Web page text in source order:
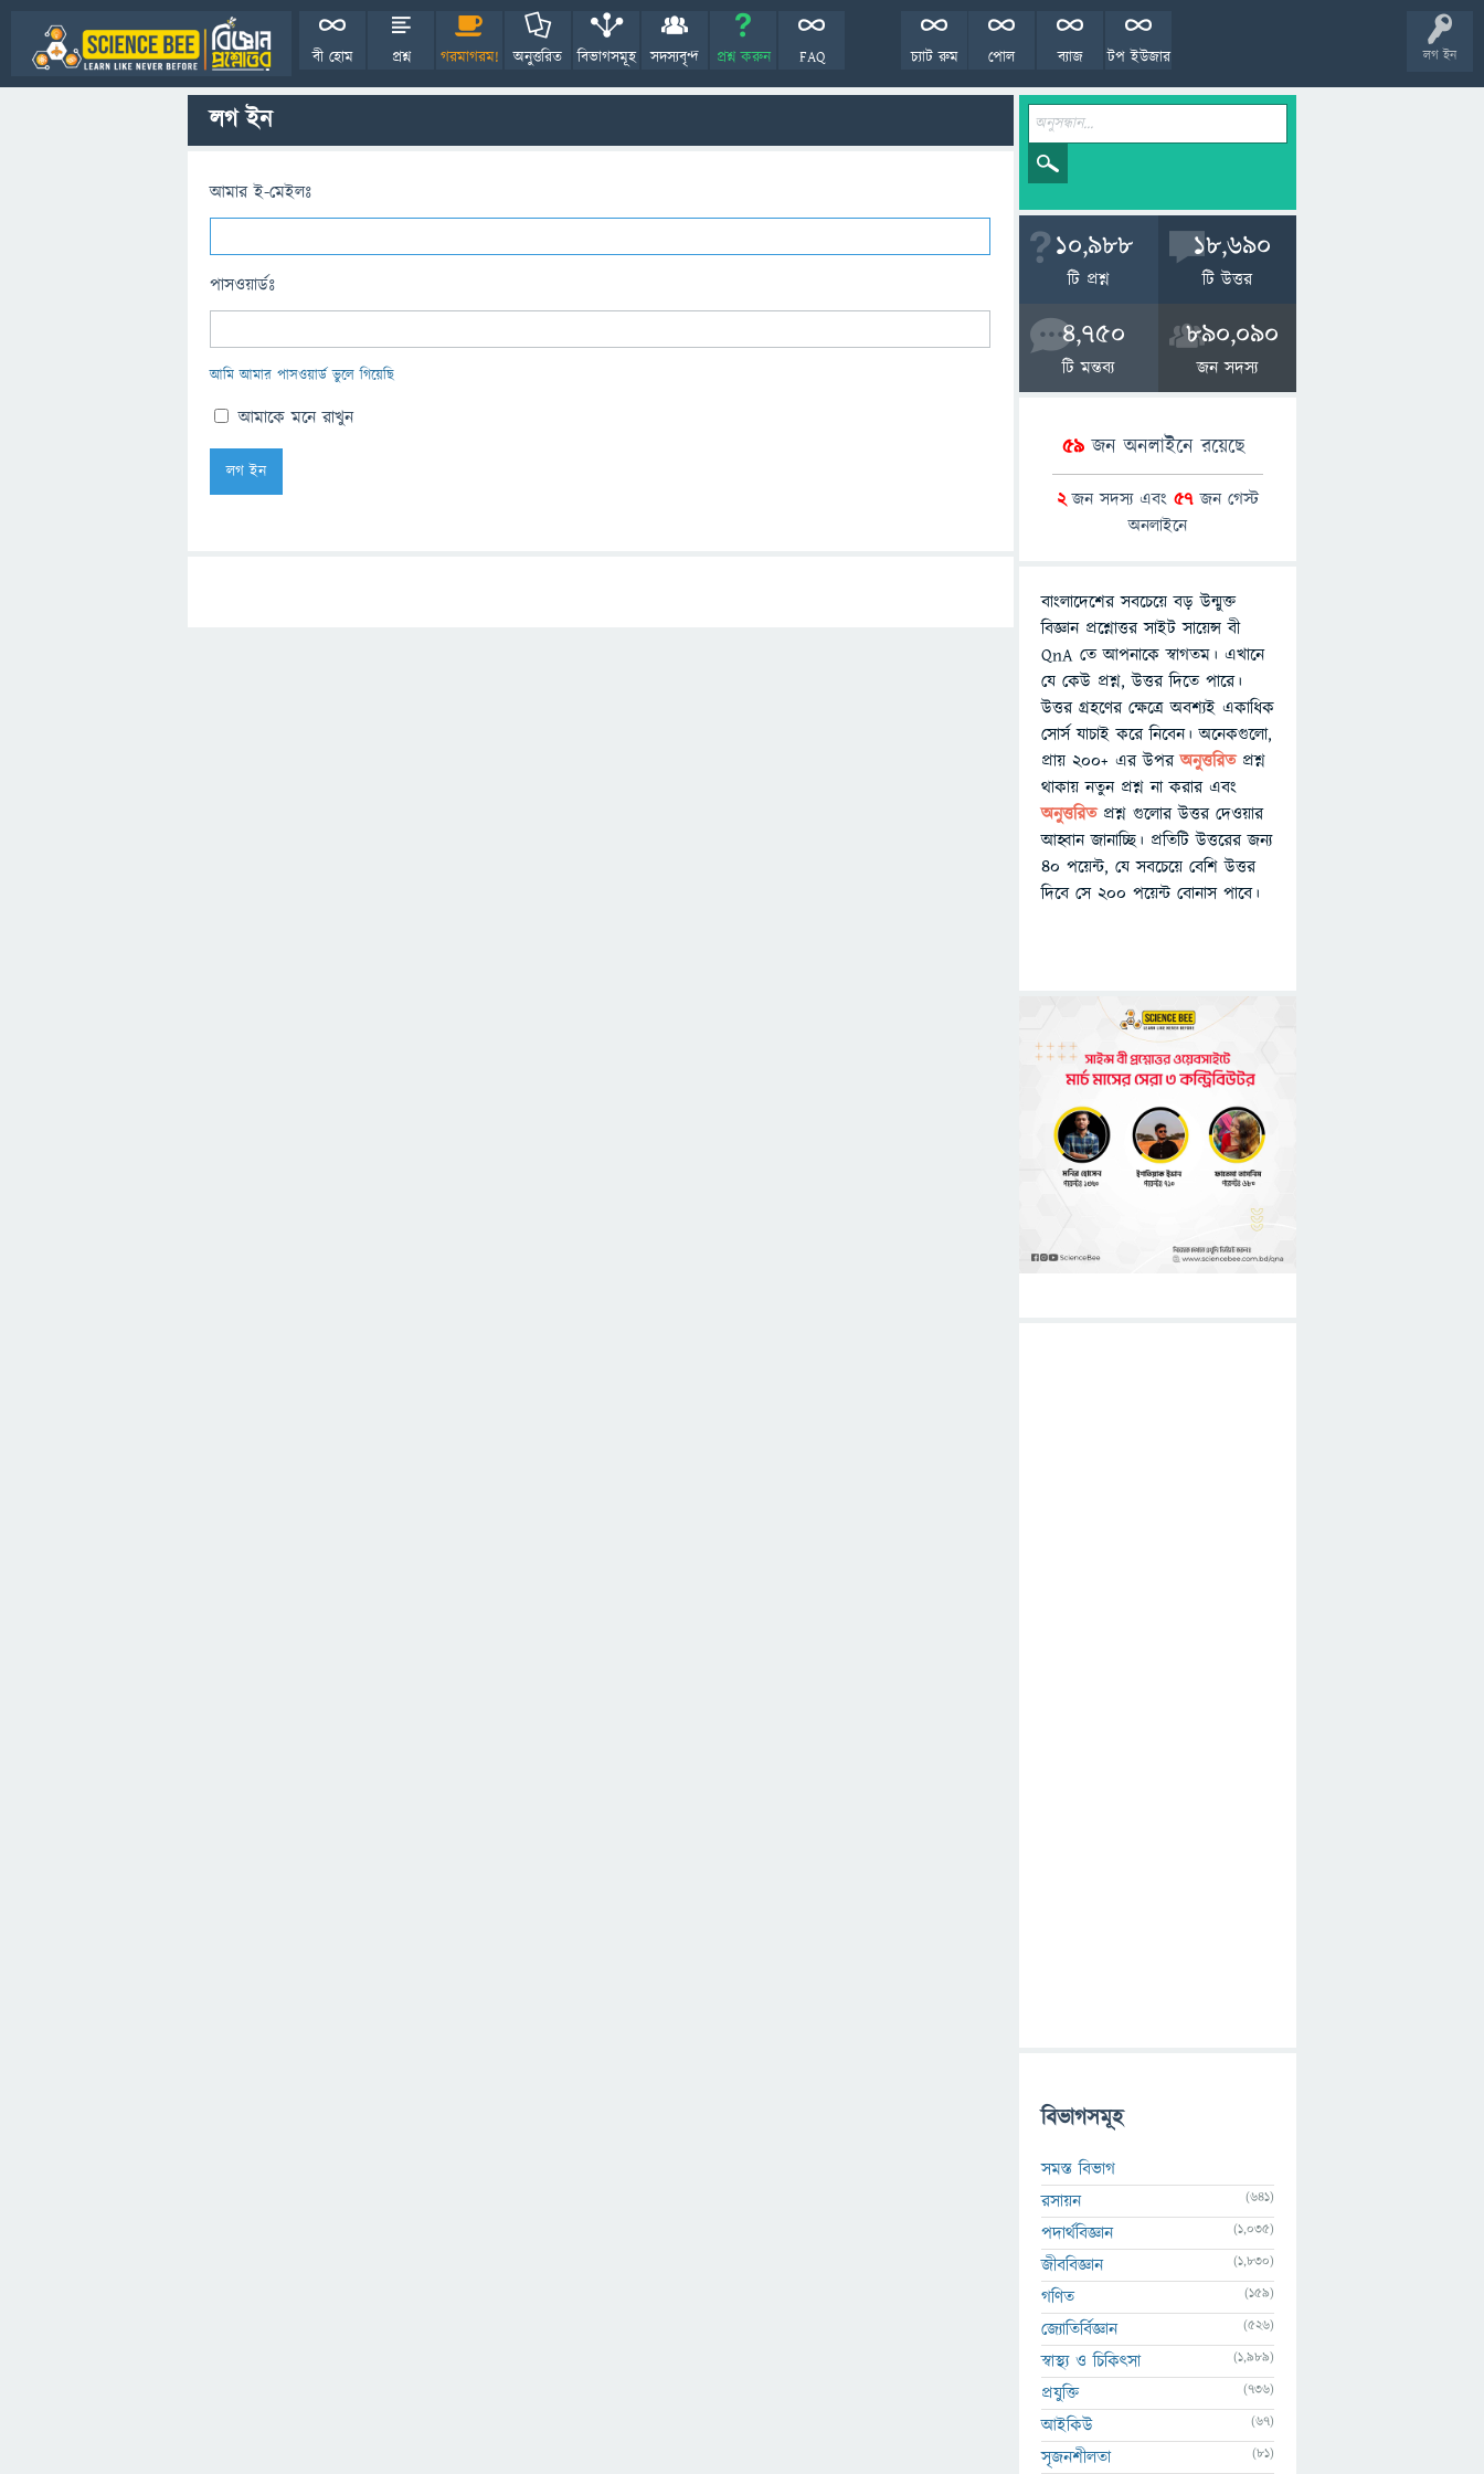
লগ ইন
বী হোম প্রশ্ন গরমাগরম! অনুত্তরিত বিভাগসমূহ সদস্যবৃন্দ প্রশ্ন করুন FAQ টপ ইউজার
ব্যাজ
পোল
চ্যাট রুম
লগ ইন
আমার ই-মেইলঃ
পাসওয়ার্ডঃ
আমি আমার পাসওয়ার্ড ভুলে গিয়েছি
আমাকে মনে রাখুন
10,988
টি প্রশ্ন
18,690
টি উত্তর
4,750
টি মন্তব্য
890,090
জন সদস্য
59জন অনলাইনে রয়েছে
2জন সদস্য এবং 57 জন গেস্ট
অনলাইনে
বাংলাদেশের সবচেয়ে বড় উন্মুক্ত
বিজ্ঞান প্রশ্নোত্তর সাইট সায়েন্স বী
QnA তে আপনাকে স্বাগতম। এখানে
যে কেউ প্রশ্ন, উত্তর দিতে পারে।
উত্তর গ্রহণের ক্ষেত্রে অবশ্যই একাধিক
সোর্স যাচাই করে নিবেন। অনেকগুলো,
প্রায় ২০০+ এর উপরঅনুত্তরিতপ্রশ্ন
থাকায় নতুন প্রশ্ন না করার এবং
অনুত্তরিত প্রশ্ন গুলোর উত্তর দেওয়ার
আহ্বান জানাচ্ছি। প্রতিটি উত্তরের জন্য
৪০ পয়েন্ট, যে সবচেয়ে বেশি উত্তর
দিবে সে ২০০ পয়েন্ট বোনাস পাবে।
বিভাগসমূহ
সমস্ত বিভাগ
রসায়ন
(641)
পদার্থবিজ্ঞান (1,035)
জীববিজ্ঞান (1,830)
গণিত (159)
জ্যোতির্বিজ্ঞান (526)
স্বাস্থ্য ও চিকিৎসা (1,989)
প্রযুক্তি (736)
আইকিউ (67)
সৃজনশীলতা (81)